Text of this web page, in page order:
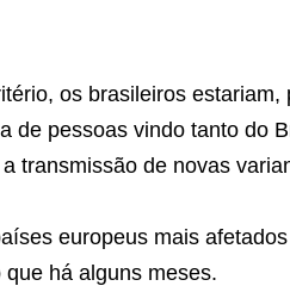
os brasileiros
de pessoas vindo tanto do
transmissão de novas
europeus mais
há alguns meses.